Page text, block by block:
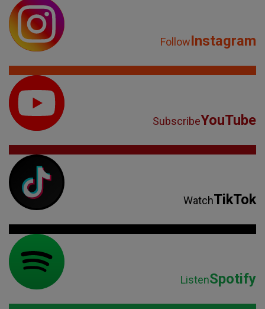
FollowInstagram
SubscribeYouTube
WatchTikTok
ListenSpotify